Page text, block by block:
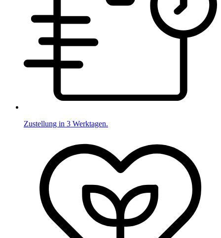
Zustellung in 3 Werktagen.